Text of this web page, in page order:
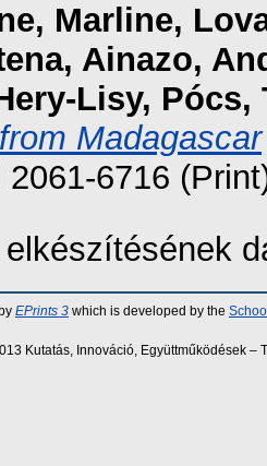
, Marline,
Ainazo,
Lisy, Pócs,
Madagascar
6716
elkészítésének
EPrints 3 which is developed by the
Kutatás, Innováció, Együttműködések